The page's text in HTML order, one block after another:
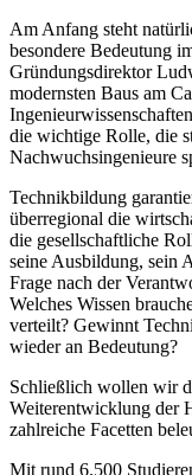
Am Anfang steht
besondere Bedeutung
Gründungsdirektor
modernsten Baus am
die wichtige Rolle, die
Nachwuchsingenieure
Technikbildung
überregional die
die gesellschaftliche
seine Ausbildung, sein
Frage nach der
Welches Wissen
verteilt? Gewinnt
wieder an Bedeutung?
Schließlich wollen wir
Weiterentwicklung der
zahlreiche Facetten
Mit rund 6.500